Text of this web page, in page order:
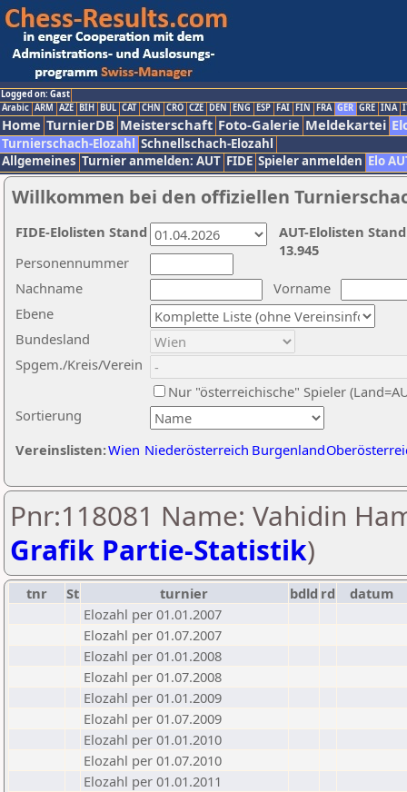
Logged on: Gast
Arabic ARM AZE BIH BUL CAT CHN CRO CZE DEN ENG ESP FAI FIN FRA GER GRE INA
Home TurnierDB Meisterschaft Foto-Galerie Meldekartei
Turnierschach-Elozahl Schnellschach-Elozahl
Allgemeines Turnier anmelden: AUT FIDE Spieler anmelden Elo
Willkommen bei den offiziellen
Nachname
Vorname
Ebene
Sortierung
Personennummer
Bundesland
Spgem./Kreis/Verein
Nur "österreichische" Spieler
Vereinslisten:Wien Niederösterreich Burgenland
AUT-Elolisten
13.945
FIDE-Elolisten Stand
Pnr:118081 Name: Vahidin
Grafik Partie-Statistik)
tnr St turnier bdld rd
datum
Elozahl per 01.01.2007
Elozahl per 01.07.2007
Elozahl per 01.01.2008
Elozahl per 01.07.2008
Elozahl per 01.01.2009
Elozahl per 01.07.2009
Elozahl per 01.01.2010
Elozahl per 01.07.2010
Elozahl per 01.01.2011